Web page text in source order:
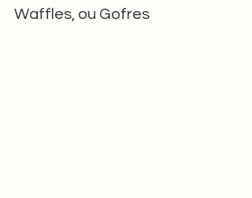
Waffles, ou Gofres